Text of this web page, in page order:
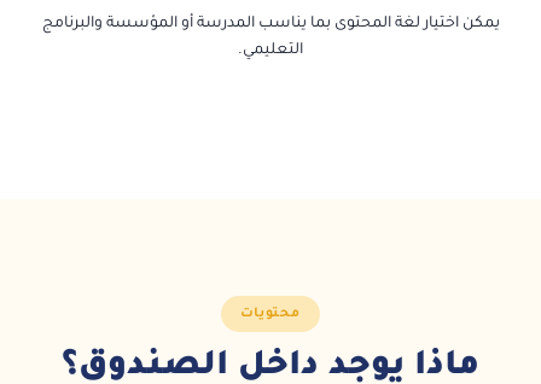
يمكن اختيار لغة المحتوى بما يناسب المدرسة أو المؤسسة والبرنامج
التعليمي.
محتويات
ماذا يوجد داخل الصندوق؟